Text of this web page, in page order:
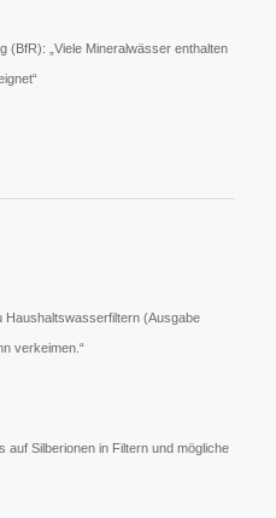
(BfR): „Viele Mineralwässer enthalten
Haushaltswasserfiltern (Ausgabe
verkeimen.“
auf Silberionen in Filtern und mögliche